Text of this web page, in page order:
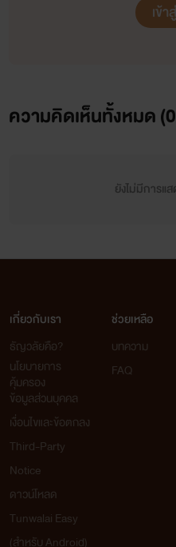
เข้
ความคิดเห็นทั้งหมด (0
ยังไม่มีการแ
เกี่ยวกับเรา
ธัญวลัยคือ?
นโยบายการ
คุ้มครอง
ข้อมูลส่วนบุคคล
เงื่อนไขและข้อตกลง
Third-Party
Notice
ดาวน์โหลด
Tunwalai Easy
(สำหรับ Android)
ช่วยเหลือ
บทความ
FAQ